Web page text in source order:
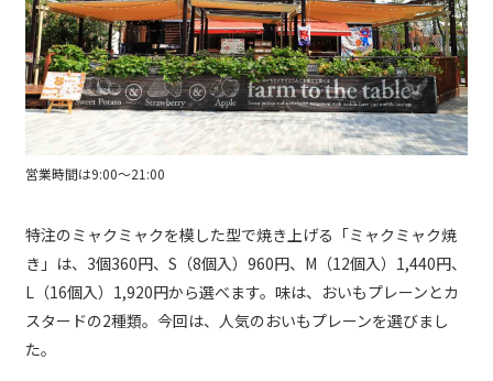
営業時間は9:00～21:00
特注のミャクミャクを模した型で焼き上げる「ミャクミャク焼
き」は、3個360円、S（8個入）960円、M（12個入）1,440円、
L（16個入）1,920円から選べます。味は、おいもプレーンとカ
スタードの2種類。今回は、人気のおいもプレーンを選びまし
た。